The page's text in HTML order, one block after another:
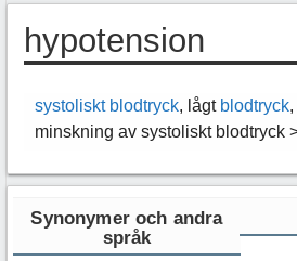
hypotension
systoliskt blodtryck, lågt blodtryck
minskning av systoliskt blodtryck
Synonymer och andra
språk